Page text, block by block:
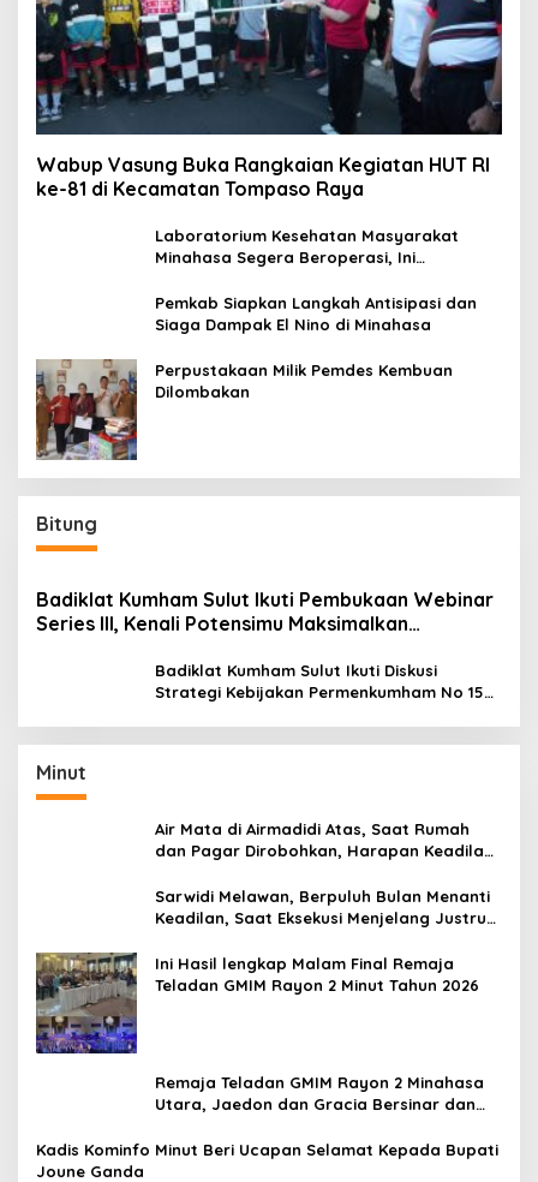
Wabup Vasung Buka Rangkaian Kegiatan HUT RI
ke-81 di Kecamatan Tompaso Raya
Laboratorium Kesehatan Masyarakat
Minahasa Segera Beroperasi, Ini
Pemkab Siapkan Langkah Antisipasi dan
Siaga Dampak El Nino di Minahasa
Perpustakaan Milik Pemdes Kembuan
Dilombakan
Bitung
Badiklat Kumham Sulut Ikuti Pembukaan Webinar
Series III, Kenali Potensimu Maksimalkan
Badiklat Kumham Sulut Ikuti Diskusi
Strategi Kebijakan Permenkumham No 15
Minut
Air Mata di Airmadidi Atas, Saat Rumah
dan Pagar Dirobohkan, Harapan Keadilan
Sarwidi Melawan, Berpuluh Bulan Menanti
Keadilan, Saat Eksekusi Menjelang Justru
Ini Hasil lengkap Malam Final Remaja
Teladan GMIM Rayon 2 Minut Tahun 2026
Remaja Teladan GMIM Rayon 2 Minahasa
Utara, Jaedon dan Gracia Bersinar dan
Kadis Kominfo Minut Beri Ucapan Selamat Kepada Bupati
Joune Ganda